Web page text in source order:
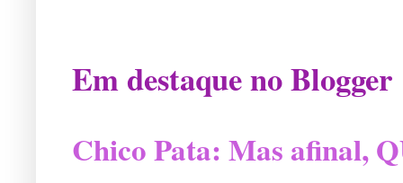
Em destaque no Blogger
Chico Pata: Mas afinal,